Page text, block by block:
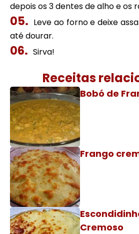
depois os 3 dentes de alho e os
Leve ao forno e deixe
até dourar.
Sirva!
Receitas
Bobó de
Frango
Cremoso